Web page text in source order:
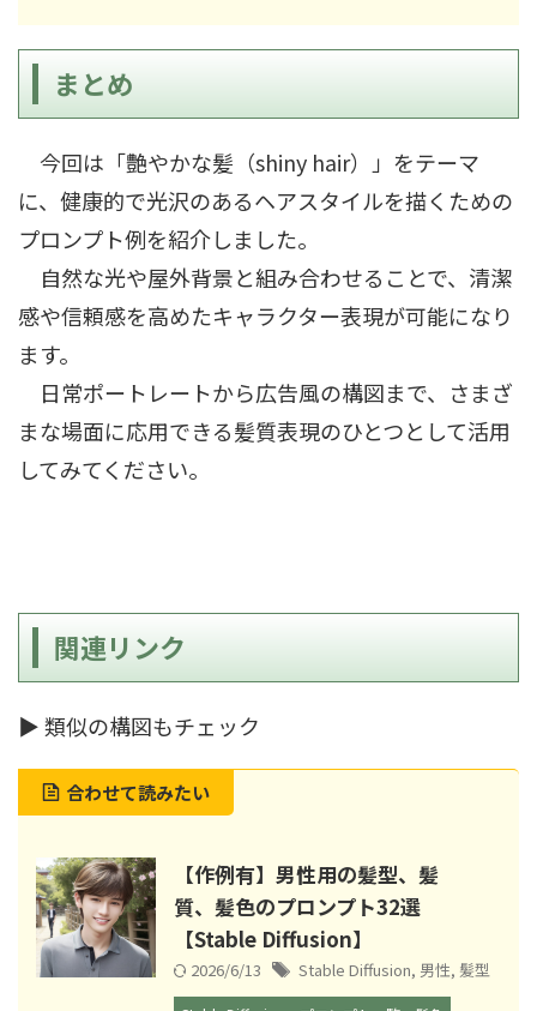
まとめ
今回は「艶やかな髪（shiny hair）」をテーマ
に、健康的で光沢のあるヘアスタイルを描くための
プロンプト例を紹介しました。
自然な光や屋外背景と組み合わせることで、清潔
感や信頼感を高めたキャラクター表現が可能になり
ます。
日常ポートレートから広告風の構図まで、さまざ
まな場面に応用できる髪質表現のひとつとして活用
してみてください。
関連リンク
▶ 類似の構図もチェック
合わせて読みたい
【作例有】男性用の髪型、髪
質、髪色のプロンプト32選
【Stable Diffusion】
2026/6/13 Stable Diffusion, 男性, 髪型